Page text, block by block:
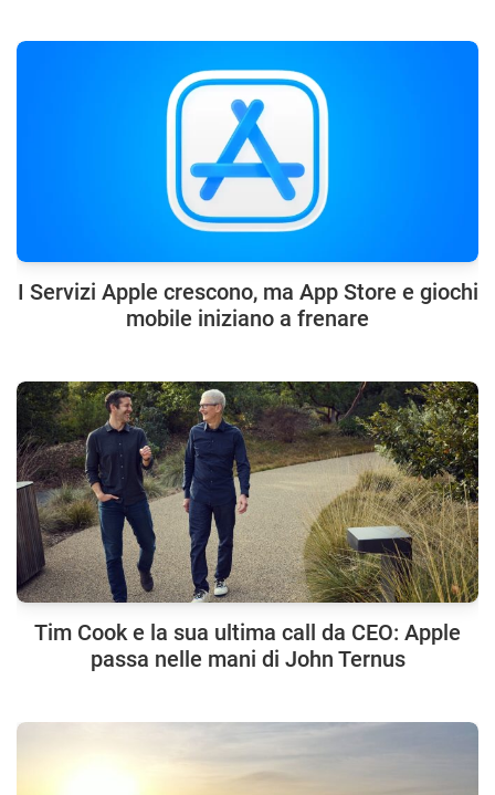
I Servizi Apple crescono, ma App Store e giochi
mobile iniziano a frenare
Tim Cook e la sua ultima call da CEO: Apple
passa nelle mani di John Ternus